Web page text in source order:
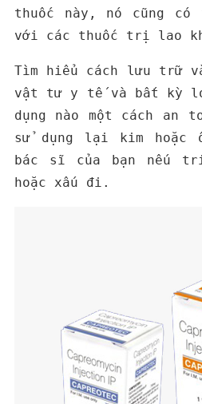
thuốc này, nó cũng có
với các thuốc trị lao
Tìm hiểu cách lưu trữ
vật tư y tế và bất kỳ
dụng nào một cách an
sử dụng lại kim hoặc
bác sĩ của bạn nếu
hoặc xấu đi.